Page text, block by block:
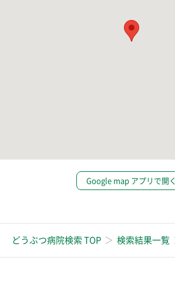
Google map アプリで開く
どうぶつ病院検索 TOP 検索結果一覧